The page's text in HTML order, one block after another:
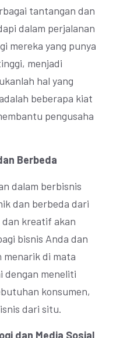
tantangan dan
dalam perjalanan
mereka yang punya
menjadi
hal yang
beberapa kiat
pengusaha
Berbeda
dalam berbisnis
dan berbeda dari
kreatif akan
bisnis Anda dan
menarik di mata
dengan meneliti
konsumen,
dari situ.
dan Media Sosial